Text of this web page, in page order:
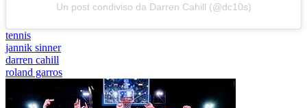
Un post condiviso da Darren Cahill (@dc10s)
tennis
jannik sinner
darren cahill
roland garros